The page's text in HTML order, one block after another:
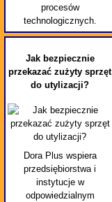
procesów
technologicznych.
Jak bezpiecznie
przekazać zużyty sprzęt
do utylizacji?
Dora Plus wspiera
przedsiębiorstwa i
instytucje w
odpowiedzialnym